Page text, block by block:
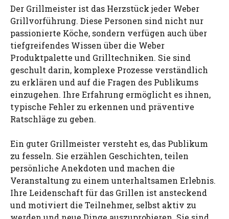
Der Grillmeister ist das Herzstück jeder Weber
Grillvorführung. Diese Personen sind nicht nur
passionierte Köche, sondern verfügen auch über
tiefgreifendes Wissen über die Weber
Produktpalette und Grilltechniken. Sie sind
geschult darin, komplexe Prozesse verständlich
zu erklären und auf die Fragen des Publikums
einzugehen. Ihre Erfahrung ermöglicht es ihnen,
typische Fehler zu erkennen und präventive
Ratschläge zu geben.
Ein guter Grillmeister versteht es, das Publikum
zu fesseln. Sie erzählen Geschichten, teilen
persönliche Anekdoten und machen die
Veranstaltung zu einem unterhaltsamen Erlebnis.
Ihre Leidenschaft für das Grillen ist ansteckend
und motiviert die Teilnehmer, selbst aktiv zu